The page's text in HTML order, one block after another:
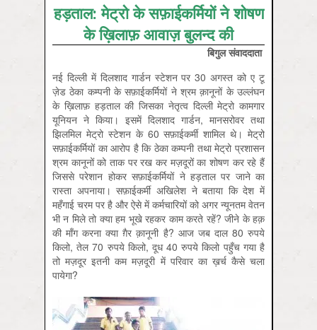
हड़ताल: मेट्रो के सफ़ाईकर्मियों ने शोषण
के ख़िलाफ़ आवाज़ बुलन्द की
बिगुल संवाददाता
नई दिल्ली में दिलशाद गार्डन स्टेशन पर 30 अगस्त को ए टू
ज़ेड ठेका कम्पनी के सफ़ाईकर्मियों ने श्रम क़ानूनों के उल्लंघन
के ख़िलाफ़ हड़ताल की जिसका नेतृत्व दिल्ली मेट्रो कामगार
यूनियन ने किया। इसमें दिलशाद गार्डन, मानसरोवर तथा
झिलमिल मेट्रो स्टेशन के 60 सफ़ाईकर्मी शामिल थे। मेट्रो
सफ़ाईकर्मियों का आरोप है कि ठेका कम्पनी तथा मेट्रो प्रशासन
श्रम कानूनों को ताक पर रख कर मज़दूरों का शोषण कर रहे हैं
जिससे परेशान होकर सफ़ाईकर्मियों ने हड़ताल पर जाने का
रास्ता अपनाया। सफ़ाईकर्मी अखिलेश ने बताया कि देश में
महँगाई चरम पर है और ऐसे में कर्मचारियों को अगर न्यूनतम वेतन
भी न मिले तो क्या हम भूखे रहकर काम करते रहें? जीने के हक़
की माँग करना क्या ग़ैर क़ानूनी है? आज जब दाल 80 रुपये
किलो, तेल 70 रुपये किलो, दूध 40 रुपये किलो पहुँच गया है
तो मज़दूर इतनी कम मज़दूरी में परिवार का ख़र्च कैसे चला
पायेगा?